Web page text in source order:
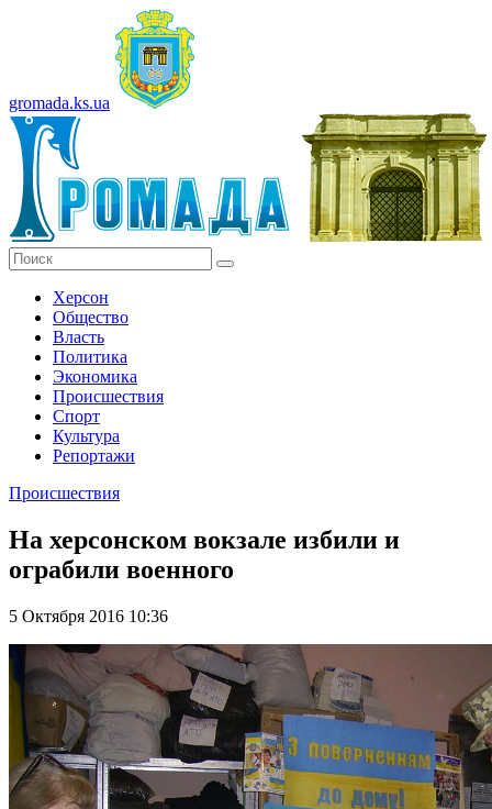
gromada.ks.ua
Херсон
Общество
Власть
Политика
Экономика
Происшествия
Спорт
Культура
Репортажи
Происшествия
На херсонском вокзале избили и
ограбили военного
5 Октября 2016 10:36